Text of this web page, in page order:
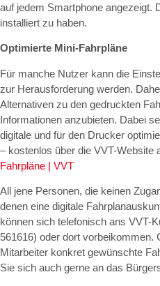
auf jedem Smartphone angezeigt.
installiert zu haben.
Optimierte Mini-Fahrpläne
Für manche Nutzer kann die
zur Herausforderung werden.
Alternativen zu den gedruckten
Informationen anzubieten. Dabei
digitale und für den Drucker
– kostenlos über die VVT-Website
Fahrpläne | VVT
All jene Personen, die keinen
denen eine digitale
können sich telefonisch ans VVT-
561616) oder dort vorbeikommen.
Mitarbeiter konkret gewünschte
Sie sich auch gerne an das